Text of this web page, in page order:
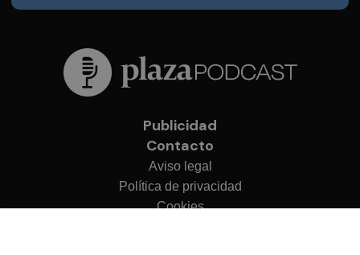
Publicidad
Contacto
Aviso legal
Política de privacidad
Cookies